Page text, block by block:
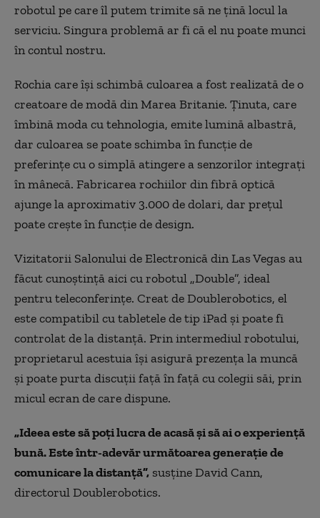
robotul pe care îl putem trimite să ne ţină locul la
serviciu. Singura problemă ar fi că el nu poate munci
în contul nostru.
Rochia care îşi schimbă culoarea a fost realizată de o
creatoare de modă din Marea Britanie. Ţinuta, care
îmbină moda cu tehnologia, emite lumină albastră,
dar culoarea se poate schimba în funcţie de
preferinţe cu o simplă atingere a senzorilor integraţi
în mânecă. Fabricarea rochiilor din fibră optică
ajunge la aproximativ 3.000 de dolari, dar preţul
poate creşte în funcţie de design.
Vizitatorii Salonului de Electronică din Las Vegas au
făcut cunoştinţă aici cu robotul „Double”, ideal
pentru teleconferinţe. Creat de Doublerobotics, el
este compatibil cu tabletele de tip iPad şi poate fi
controlat de la distanţă. Prin intermediul robotului,
proprietarul acestuia îşi asigură prezenţa la muncă
şi poate purta discuţii faţă în faţă cu colegii săi, prin
micul ecran de care dispune.
„Ideea este să poţi lucra de acasă şi să ai o experienţă
bună. Este într-adevăr următoarea generaţie de
comunicare la distanţă”, susține David Cann,
directorul Doublerobotics.